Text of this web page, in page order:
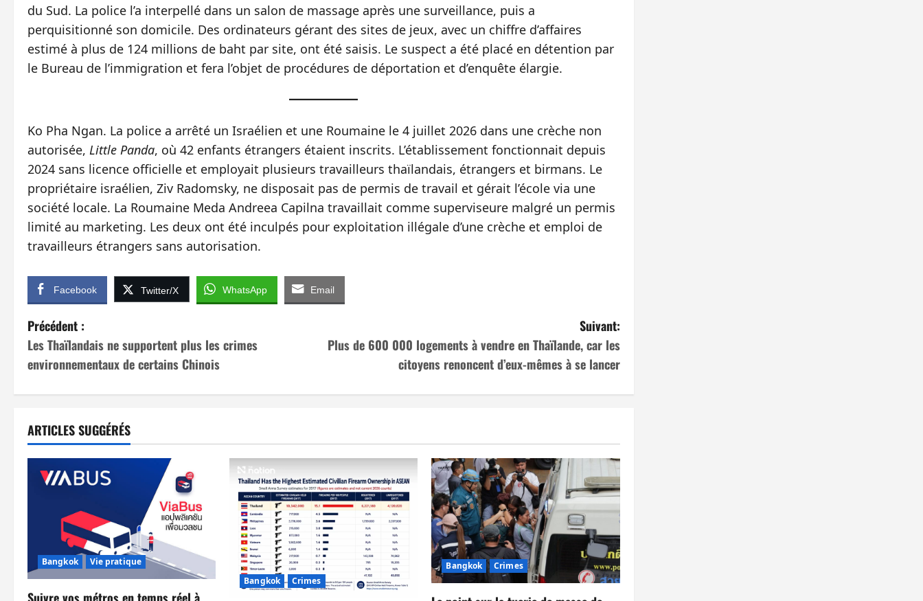
du Sud. La police l’a interpellé dans un salon de massage après une surveillance, puis a
perquisitionné son domicile. Des ordinateurs gérant des sites de jeux, avec un chiffre d’affaires
estimé à plus de 124 millions de baht par site, ont été saisis. Le suspect a été placé en détention par
le Bureau de l’immigration et fera l’objet de procédures de déportation et d’enquête élargie.
Ko Pha Ngan. La police a arrêté un Israélien et une Roumaine le 4 juillet 2026 dans une crèche non
autorisée, Little Panda, où 42 enfants étrangers étaient inscrits. L’établissement fonctionnait depuis
2024 sans licence officielle et employait plusieurs travailleurs thaïlandais, étrangers et birmans. Le
propriétaire israélien, Ziv Radomsky, ne disposait pas de permis de travail et gérait l’école via une
société locale. La Roumaine Meda Andreea Capilna travaillait comme superviseure malgré un permis
limité au marketing. Les deux ont été inculpés pour exploitation illégale d’une crèche et emploi de
travailleurs étrangers sans autorisation.
Facebook Twitter/X WhatsApp Email
N
a
v
g
n
Précédent :
Les Thaïlandais ne supportent plus les crimes
environnementaux de certains Chinois
Suivant:
Plus de 600 000 logements à vendre en Thaïlande, car les
citoyens renoncent d’eux-mêmes à se lancer
ARTICLES SUGGÉRÉS
Bangkok Vie pratique
Bangkok Crimes
Bangkok Crimes